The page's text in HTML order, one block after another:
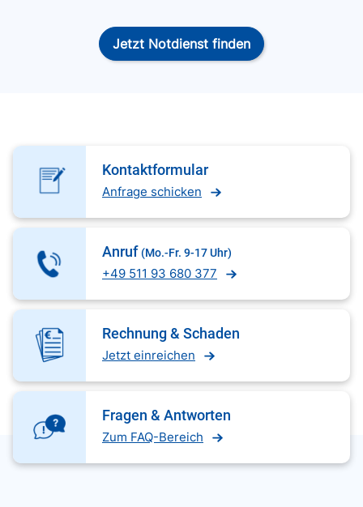
Jetzt Notdienst finden
Kontaktformular
Anfrage schicken
Anruf (Mo.-Fr. 9-17 Uhr)
+49 511 93 680 377
Rechnung & Schaden
Jetzt einreichen
Fragen & Antworten
Zum FAQ-Bereich